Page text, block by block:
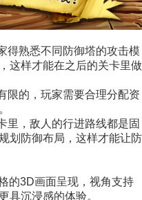
得熟悉不同防御塔的攻击模
这样才能在之后的关卡里做
限的，玩家需要合理分配资
里，敌人的行进路线都是固
划防御布局，这样才能让防
的3D画面呈现，视角支持
具沉浸感的体验。